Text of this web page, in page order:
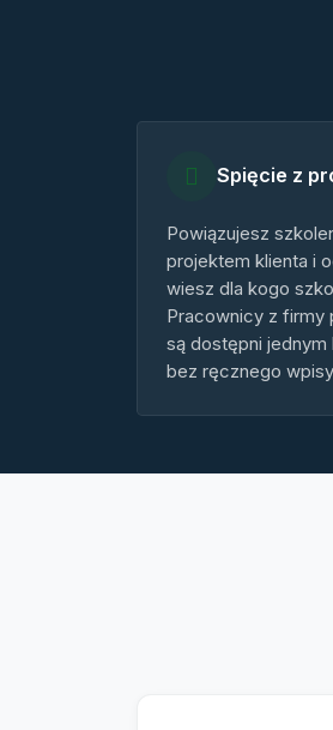
Spięcie z
Powiązujesz
projektem klienta i
wiesz dla kogo
Pracownicy z firmy
są dostępni jednym
bez ręcznego